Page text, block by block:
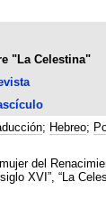
"La Celestina"
; Hebreo;
del
XVI”, “La